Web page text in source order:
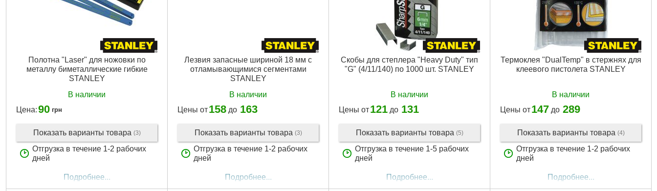
Полотна "Laser" для ножовки по
металлу биметаллические гибкие
STANLEY
В наличии
Цена:90 грн
Показать варианты товара (3)
Отгрузка в течение 1-2 рабочих
дней
Подробнее...
Лезвия запасные шириной 18 мм с
отламывающимися сегментами
STANLEY
В наличии
Цены от158 до 163
Показать варианты товара (3)
Отгрузка в течение 1-2 рабочих
дней
Подробнее...
Скобы для степлера "Heavy Duty" тип
"G" (4/11/140) по 1000 шт. STANLEY
В наличии
Цены от121 до 131
Показать варианты товара (5)
Отгрузка в течение 1-5 рабочих
дней
Подробнее...
Термоклея "DualTemp" в стержнях для
клеевого пистолета STANLEY
В наличии
Цены от147 до 289
Показать варианты товара (4)
Отгрузка в течение 1-2 рабочих
дней
Подробнее...